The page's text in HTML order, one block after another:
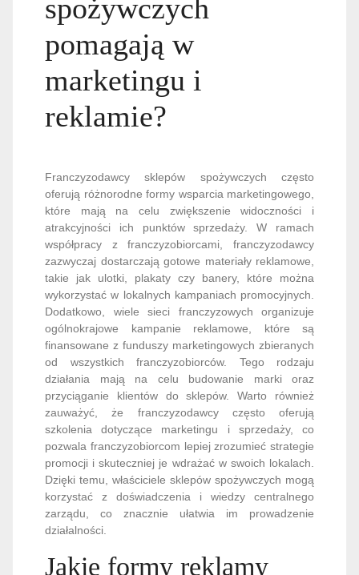
spożywczych
pomagają w
marketingu i
reklamie?
Franczyzodawcy sklepów spożywczych często
oferują różnorodne formy wsparcia marketingowego,
które mają na celu zwiększenie widoczności i
atrakcyjności ich punktów sprzedaży. W ramach
współpracy z franczyzobiorcami, franczyzodawcy
zazwyczaj dostarczają gotowe materiały reklamowe,
takie jak ulotki, plakaty czy banery, które można
wykorzystać w lokalnych kampaniach promocyjnych.
Dodatkowo, wiele sieci franczyzowych organizuje
ogólnokrajowe kampanie reklamowe, które są
finansowane z funduszy marketingowych zbieranych
od wszystkich franczyzobiorców. Tego rodzaju
działania mają na celu budowanie marki oraz
przyciąganie klientów do sklepów. Warto również
zauważyć, że franczyzodawcy często oferują
szkolenia dotyczące marketingu i sprzedaży, co
pozwala franczyzobiorcom lepiej zrozumieć strategie
promocji i skuteczniej je wdrażać w swoich lokalach.
Dzięki temu, właściciele sklepów spożywczych mogą
korzystać z doświadczenia i wiedzy centralnego
zarządu, co znacznie ułatwia im prowadzenie
działalności.
Jakie formy reklamy